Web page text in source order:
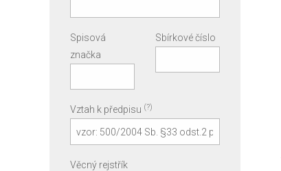
Spisová
značka
Sbírkové číslo
Vztah k předpisu (?)
Věcný rejstřík